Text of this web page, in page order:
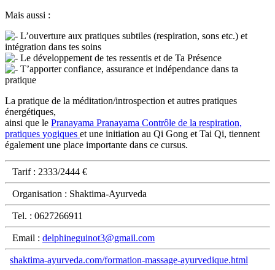
Mais aussi :
L’ouverture aux pratiques subtiles (respiration, sons etc.) et
intégration dans tes soins
Le développement de tes ressentis et de Ta Présence
T’apporter confiance, assurance et indépendance dans ta
pratique
La pratique de la méditation/introspection et autres pratiques
énergétiques,
ainsi que le Pranayama Pranayama Contrôle de la respiration,
pratiques yogiques et une initiation au Qi Gong et Tai Qi, tiennent
également une place importante dans ce cursus.
Tarif : 2333/2444 €
Organisation : Shaktima-Ayurveda
Tel. : 0627266911
Email : delphineguinot3@gmail.com
shaktima-ayurveda.com/formation-massage-ayurvedique.html